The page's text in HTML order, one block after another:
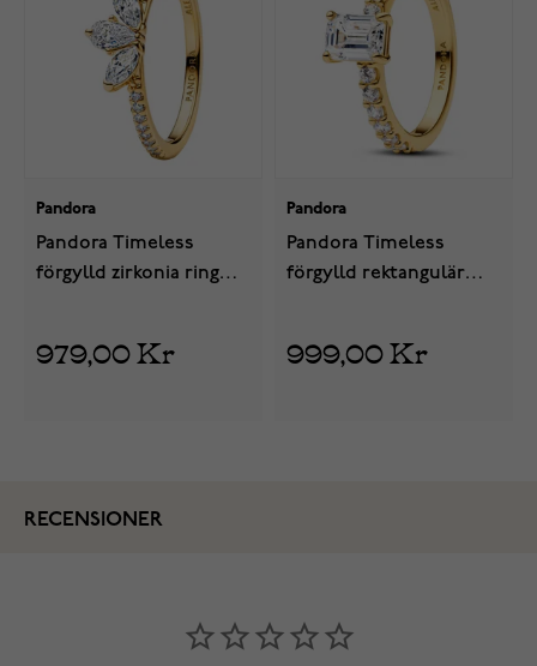
Pandora
Pandora Timeless
förgylld zirkonia ring
979,00 Kr
Pandora
Pandora Timeless
förgylld rektangulär
999,00 Kr
RECENSIONER